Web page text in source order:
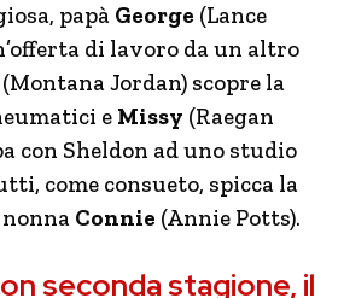
papà George (Lance
di lavoro da un altro
(Montana Jordan) scopre la
e Missy (Raegan
con Sheldon ad uno studio
come consueto, spicca la
Connie (Annie Potts).
seconda stagione, il